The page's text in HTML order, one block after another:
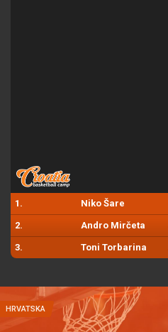
1. Niko Šare
2. Andro Mirčeta
3. Toni Torbarina
HRVATSKA